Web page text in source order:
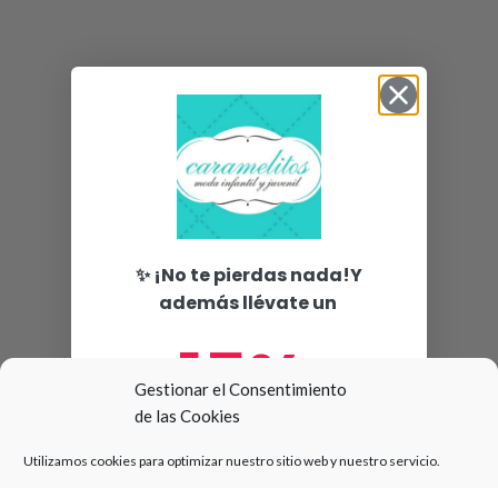
Gestionar el Consentimiento
de las Cookies
Utilizamos cookies para optimizar nuestro sitio web y nuestro servicio.
✨ ¡No te pierdas nada!Y
además llévate un
15%
compra 🛍️